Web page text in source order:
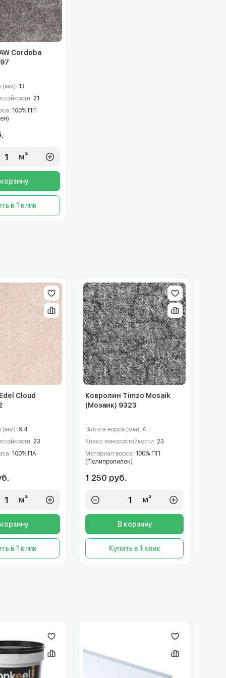
Cordoba
(мм): 13
21
100% ПП
м²
в 1 клик
Cloud
(мм): 9.4
23
100% ПА
м²
в 1 клик
Ковролин Timzo Mosaik
(Мозаик) 9323
Высота ворса (мм): 4
Класс износостойкости: 23
Материал ворса: 100% ПП
(Полипропилен)
1 250 руб.
м²
В корзину
Купить в 1 клик